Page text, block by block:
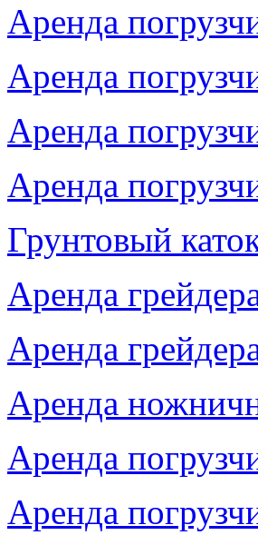
Аренда
Аренда
Аренда
Аренда
Грунтовый
Аренда
Аренда
Аренда
Аренда
Аренда